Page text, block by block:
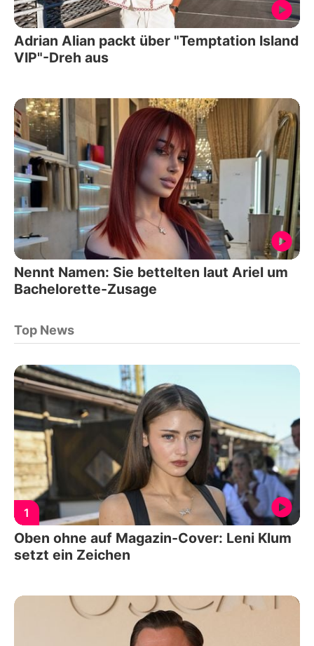
Adrian Alian packt über "Temptation Island
VIP"-Dreh aus
Nennt Namen: Sie bettelten laut Ariel um
Bachelorette-Zusage
Top News
1
Oben ohne auf Magazin-Cover: Leni Klum
setzt ein Zeichen